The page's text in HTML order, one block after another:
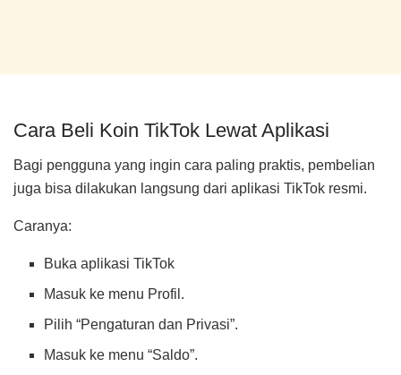
Cara Beli Koin TikTok Lewat Aplikasi
Bagi pengguna yang ingin cara paling praktis, pembelian
juga bisa dilakukan langsung dari aplikasi TikTok resmi.
Caranya:
Buka aplikasi TikTok
Masuk ke menu Profil.
Pilih “Pengaturan dan Privasi”.
Masuk ke menu “Saldo”.